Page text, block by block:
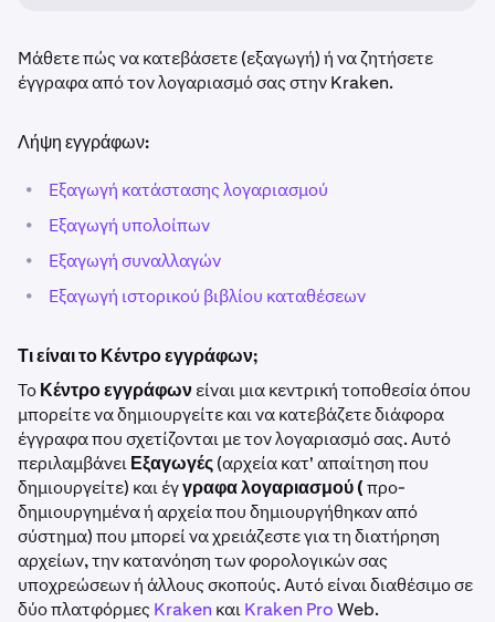
Μάθετε πώς να κατεβάσετε (εξαγωγή) ή να ζητήσετε
έγγραφα από τον λογαριασμό σας στην Kraken.
Λήψη εγγράφων:
• Εξαγωγή κατάστασης λογαριασμού
• Εξαγωγή υπολοίπων
• Εξαγωγή συναλλαγών
• Εξαγωγή ιστορικού βιβλίου καταθέσεων
Τι είναι το Κέντρο εγγράφων;
ΤοΚέντρο εγγράφωνείναι μια κεντρική τοποθεσία όπου
μπορείτε να δημιουργείτε και να κατεβάζετε διάφορα
έγγραφα που σχετίζονται με τον λογαριασμό σας. Αυτό
περιλαμβάνειΕξαγωγές(αρχεία κατ' απαίτηση που
δημιουργείτε) και έγγραφα λογαριασμού (προ-
δημιουργημένα ή αρχεία που δημιουργήθηκαν από
σύστημα) που μπορεί να χρειάζεστε για τη διατήρηση
αρχείων, την κατανόηση των φορολογικών σας
υποχρεώσεων ή άλλους σκοπούς. Αυτό είναι διαθέσιμο σε
δύο πλατφόρμες Kraken καιKraken ProWeb.